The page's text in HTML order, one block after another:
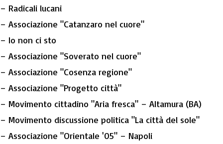
– Radicali lucani
– Associazione "Catanzaro nel cuore"
– Io non ci sto
– Associazione "Soverato nel cuore"
– Associazione "Cosenza regione"
– Associazione "Progetto città"
– Movimento cittadino "Aria fresca" – Altamura (BA)
– Movimento discussione politica "La città del sole"
– Associazione "Orientale '05" – Napoli